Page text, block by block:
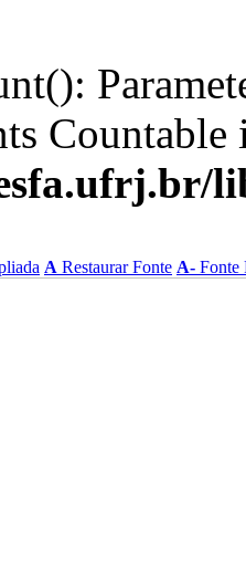
Countable
A Restaurar Fonte A- Fonte